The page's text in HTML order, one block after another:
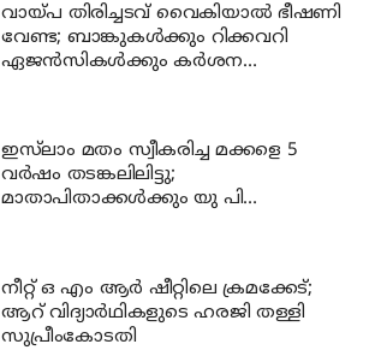
വായ്പ തിരിച്ചടവ് വൈകിയാൽ ഭീഷണി
വേണ്ട; ബാങ്കുകൾക്കും റിക്കവറി
ഏജൻസികൾക്കും കർശന
ഇസ്‍ലാം മതം സ്വീകരിച്ച മക്കളെ 5
വർഷം തടങ്കലിലിട്ടു;
മാതാപിതാക്കൾക്കും യു പി
നീറ്റ് ഒ എം ആര്‍ ഷീറ്റിലെ ക്രമക്കേട്;
ആറ് വിദ്യാര്‍ഥികളുടെ ഹരജി തള്ളി
സുപ്രീംകോടതി